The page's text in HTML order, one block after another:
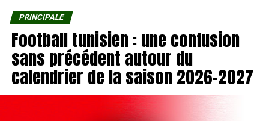
PRINCIPALE
Football tunisien : une confusion
sans précédent autour du
calendrier de la saison 2026-2027